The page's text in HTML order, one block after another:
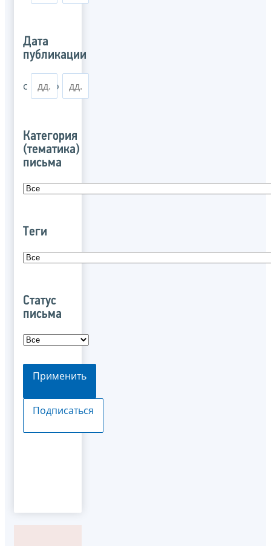
Дата
публикации
с по
Категория
(тематика)
письма
Теги
Статус
письма
Применить
Подписаться